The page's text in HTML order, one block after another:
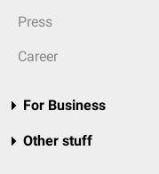
Press
Career
For Business
Other stuff